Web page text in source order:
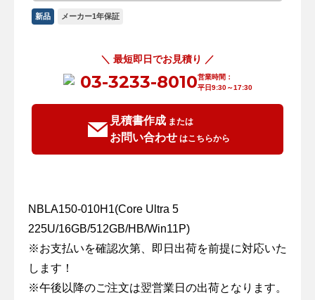
新品 メーカー1年保証
＼ 最短即日でお見積り ／
03-3233-8010営業時間：
平日9:30～17:30
見積書作成または
お問い合わせはこちらから
NBLA150-010H1(Core Ultra 5
225U/16GB/512GB/HB/Win11P)
※お支払いを確認次第、即日出荷を前提に対応いた
します！
※午後以降のご注文は翌営業日の出荷となります。